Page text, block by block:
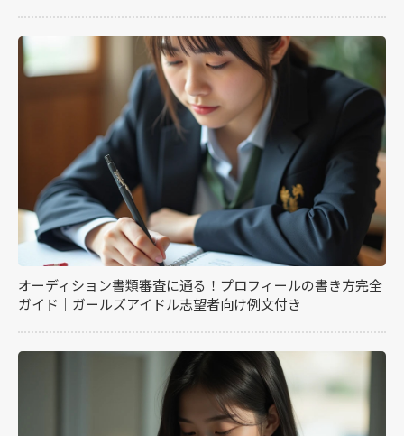
オーディション書類審査に通る！プロフィールの書き方完全
ガイド｜ガールズアイドル志望者向け例文付き